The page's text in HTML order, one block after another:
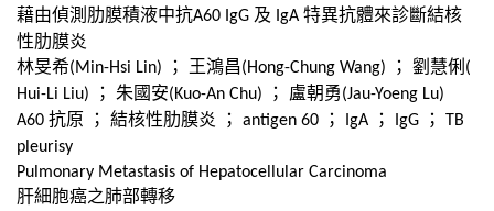
藉由偵測肋膜積液中抗A60 IgG 及 IgA 特異抗體來診斷結核
性肋膜炎
林旻希(Min-Hsi Lin) ； 王鴻昌(Hong-Chung Wang) ； 劉慧俐 (
Hui-Li Liu)
； 朱國安(Kuo-An Chu) ； 盧朝勇(Jau-Yoeng Lu)
A60 抗原 ； 結核性肋膜炎 ； antigen 60 ； IgA ； IgG ；
TB
pleurisy
Pulmonary Metastasis of Hepatocellular Carcinoma
肝細胞癌之肺部轉移